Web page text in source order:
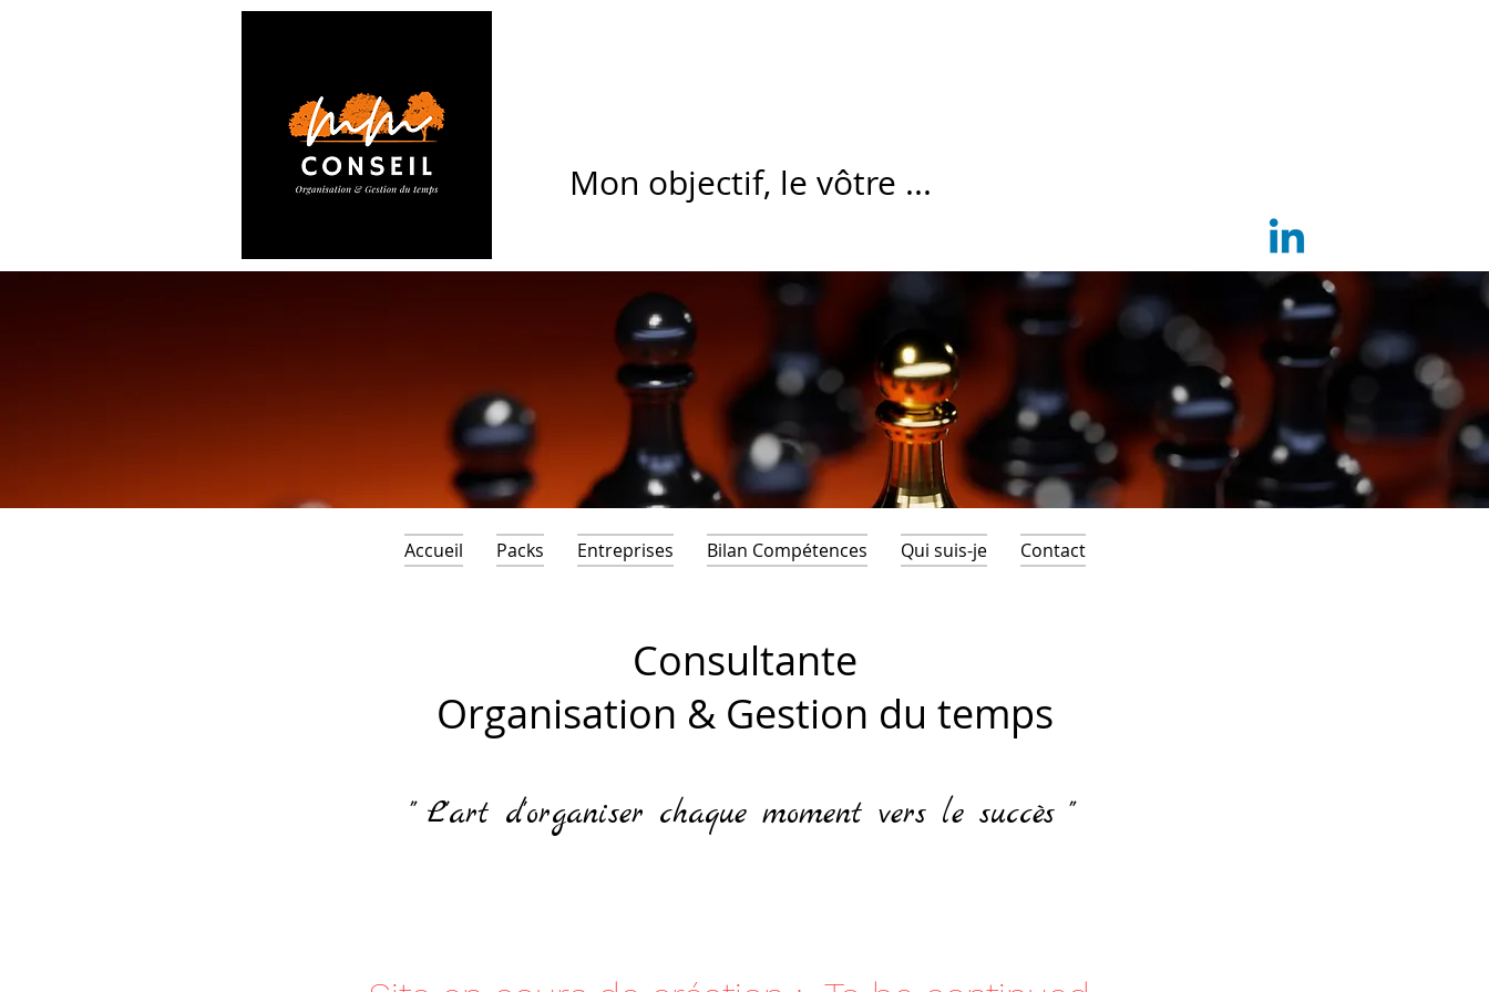
Mon objectif, le vôtre ...
Accueil Packs Entreprises Bilan Compétences Qui suis-je Contact
Consultante
Organisation & Gestion du temps
" L'art d'organiser chaque moment vers le succès "